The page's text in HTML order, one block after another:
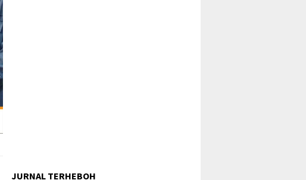
JURNAL TERHEBOH